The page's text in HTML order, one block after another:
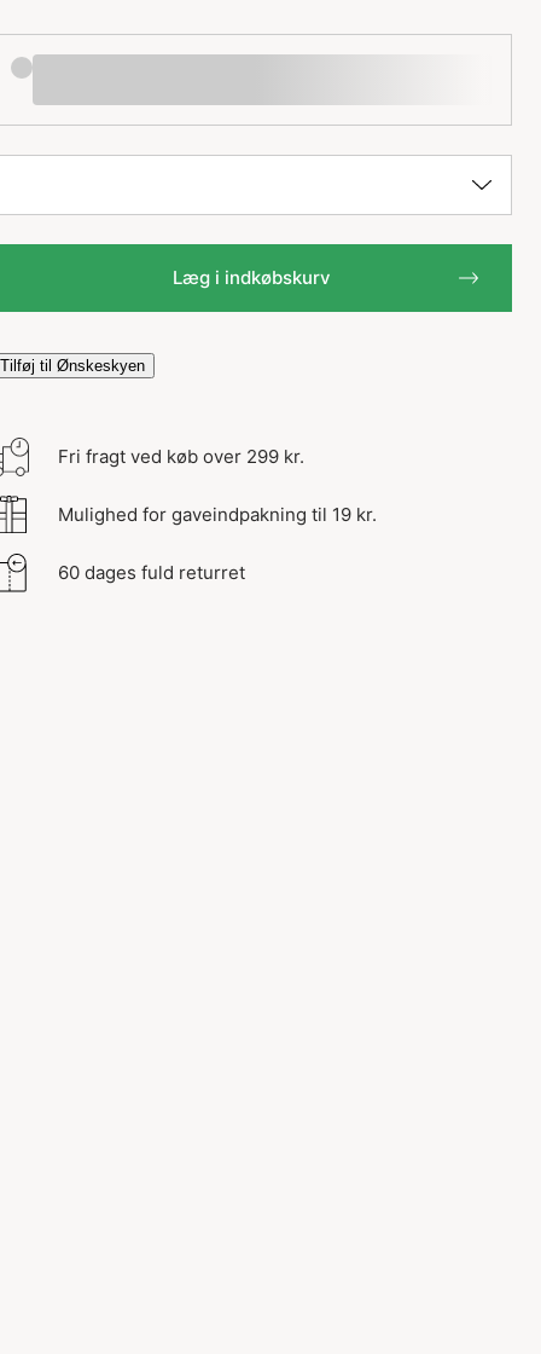
Læg i indkøbskurv
Tilføj til Ønskeskyen
Fri fragt ved køb over 299 kr.
Mulighed for gaveindpakning til 19 kr.
60 dages fuld returret